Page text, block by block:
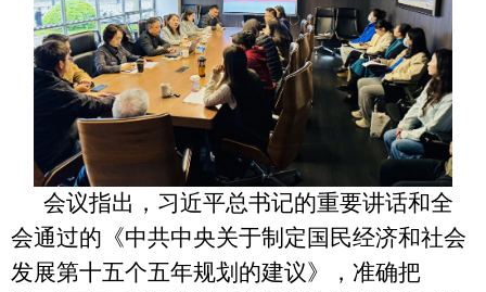
会议指出，习近平总书记的重要讲话和全
会通过的《中共中央关于制定国民经济和社会
发展第十五个五年规划的建议》，准确把